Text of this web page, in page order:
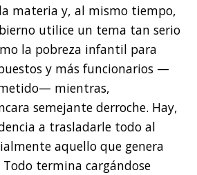
materia y, al mismo tiempo,
utilice un tema tan serio
la pobreza infantil para
y más funcionarios —
mientras,
semejante derroche. Hay,
a trasladarle todo al
aquello que genera
termina cargándose